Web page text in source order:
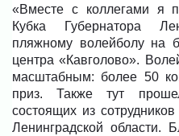
«Вместе с коллегами я
Кубка Губернатора
пляжному волейболу на
центра «Кавголово».
масштабным: более 50
приз. Также тут
состоящих из
Ленинградской области.